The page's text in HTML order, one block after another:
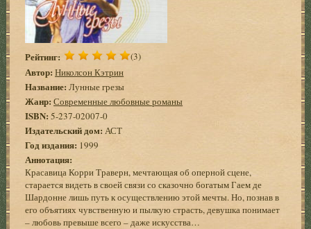
Рейтинг: (3)
Автор: Николсон Кэтрин
Название: Лунные грезы
Жанр: Современные любовные романы
ISBN: 5-237-02007-0
Издательский дом: АСТ
Год издания: 1999
Аннотация:
Красавица Корри Траверн, мечтающая об оперной сцене,
старается видеть в своей связи со сказочно богатым Гаем де
Шардонне лишь путь к осуществлению этой мечты. Но, познав в
его объятиях чувственную и пылкую страсть, девушка понимает
– любовь превыше всего – даже искусства…